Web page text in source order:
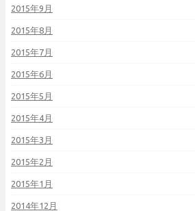
2015年9月
2015年8月
2015年7月
2015年6月
2015年5月
2015年4月
2015年3月
2015年2月
2015年1月
2014年12月